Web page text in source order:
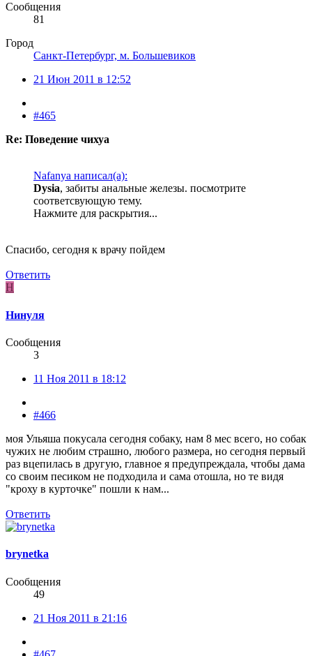
Сообщения
81
Город
Санкт-Петербург, м. Большевиков
21 Июн 2011 в 12:52
#465
Re: Поведение чихуа
Nafanya написал(а):
Dysia, забиты анальные железы. посмотрите
соответсвующую тему.
Нажмите для раскрытия...
Спасибо, сегодня к врачу пойдем
Ответить
Н
Нинуля
Сообщения
3
11 Ноя 2011 в 18:12
#466
моя Ульяша покусала сегодня собаку, нам 8 мес всего, но собак
чужих не любим страшно, любого размера, но сегодня первый
раз вцепилась в другую, главное я предупреждала, чтобы дама
со своим песиком не подходила и сама отошла, но те видя
"кроху в курточке" пошли к нам...
Ответить
brynetka
Сообщения
49
21 Ноя 2011 в 21:16